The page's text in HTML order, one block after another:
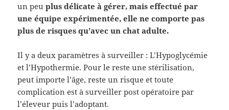
un peuplus délicate à gérer, mais effectué par
une équipe expérimentée, elle ne comporte pas
plus de risques qu’avec un chat adulte.
Il y a deux paramètres à surveiller : L’Hypoglycémie
et l’Hypothermie. Pour le reste une stérilisation,
peut importe l’âge, reste un risque et toute
complication est à surveiller post opératoire par
l’éleveur puis l’adoptant.